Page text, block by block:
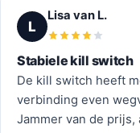
L
Lisa van L.
Stabiele kill switch
De kill switch heeft
verbinding even
Jammer van de